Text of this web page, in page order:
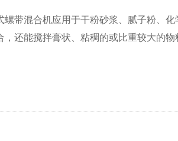
螺带混合机应用于干粉砂浆、腻子粉、
，还能搅拌膏状、粘稠的或比重较大的物